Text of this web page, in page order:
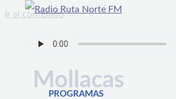
Ir al contenido
PROGRAMAS
Mollacas